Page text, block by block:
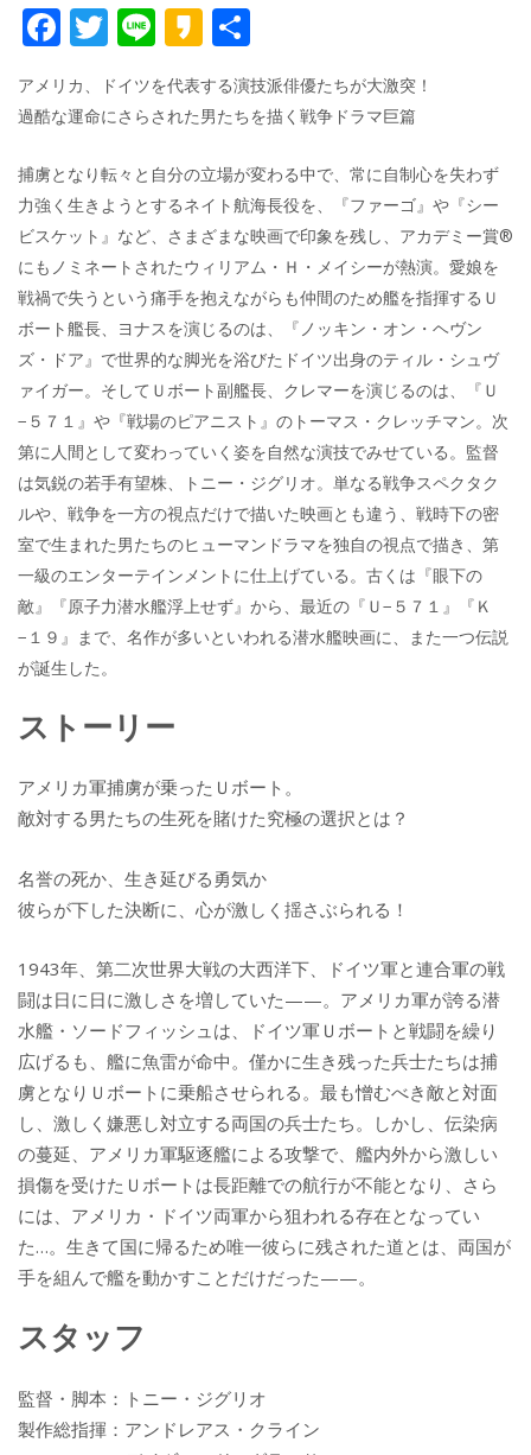
F
e
b
o
o
k
T
w
itt
er
Li
n
e
K
a
k
a
o
有
アメリカ、ドイツを代表する演技派俳優たちが大激突！
過酷な運命にさらされた男たちを描く戦争ドラマ巨篇
捕虜となり転々と自分の立場が変わる中で、常に自制心を失わず
力強く生きようとするネイト航海長役を、『ファーゴ』や『シー
ビスケット』など、さまざまな映画で印象を残し、アカデミー賞®
にもノミネートされたウィリアム・Ｈ・メイシーが熱演。愛娘を
戦禍で失うという痛手を抱えながらも仲間のため艦を指揮するＵ
ボート艦長、ヨナスを演じるのは、『ノッキン・オン・ヘヴン
ズ・ドア』で世界的な脚光を浴びたドイツ出身のティル・シュヴ
ァイガー。そしてＵボート副艦長、クレマーを演じるのは、『Ｕ
−５７１』や『戦場のピアニスト』のトーマス・クレッチマン。次
第に人間として変わっていく姿を自然な演技でみせている。監督
は気鋭の若手有望株、トニー・ジグリオ。単なる戦争スペクタク
ルや、戦争を一方の視点だけで描いた映画とも違う、戦時下の密
室で生まれた男たちのヒューマンドラマを独自の視点で描き、第
一級のエンターテインメントに仕上げている。古くは『眼下の
敵』『原子力潜水艦浮上せず』から、最近の『Ｕ−５７１』『Ｋ
−１９』まで、名作が多いといわれる潜水艦映画に、また一つ伝説
が誕生した。
ストーリー
アメリカ軍捕虜が乗ったＵボート。
敵対する男たちの生死を賭けた究極の選択とは？
名誉の死か、生き延びる勇気か
彼らが下した決断に、心が激しく揺さぶられる！
1943年、第二次世界大戦の大西洋下、ドイツ軍と連合軍の戦
闘は日に日に激しさを増していた——。アメリカ軍が誇る潜
水艦・ソードフィッシュは、ドイツ軍Ｕボートと戦闘を繰り
広げるも、艦に魚雷が命中。僅かに生き残った兵士たちは捕
虜となりＵボートに乗船させられる。最も憎むべき敵と対面
し、激しく嫌悪し対立する両国の兵士たち。しかし、伝染病
の蔓延、アメリカ軍駆逐艦による攻撃で、艦内外から激しい
損傷を受けたＵボートは長距離での航行が不能となり、さら
には、アメリカ・ドイツ両軍から狙われる存在となってい
た…。生きて国に帰るため唯一彼らに残された道とは、両国が
手を組んで艦を動かすことだけだった——。
スタッフ
監督・脚本：トニー・ジグリオ
製作総指揮：アンドレアス・クライン